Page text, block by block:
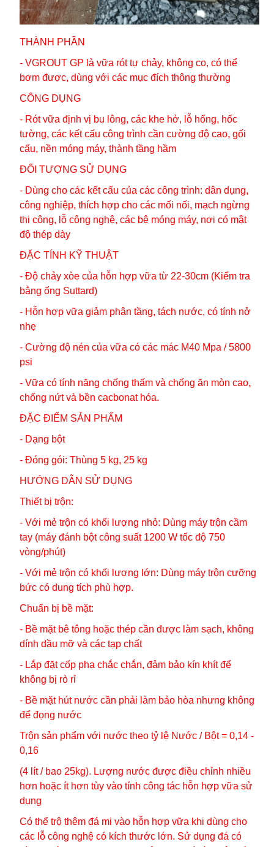
THÀNH PHẦN
- VGROUT GP là vữa rót tự chảy, không co, có thể
bơm được, dùng với các mục đích thông thường
CÔNG DỤNG
- Rót vữa định vị bu lông, các khe hở, lỗ hổng, hốc
tường, các kết cấu công trình cần cường độ cao, gối
cấu, nền móng máy, thành tầng hầm
ĐỐI TƯỢNG SỬ DỤNG
- Dùng cho các kết cấu của các công trình: dân dụng,
công nghiệp, thích hợp cho các mối nối, mạch ngừng
thi công, lỗ công nghệ, các bệ móng máy, nơi có mật
độ thép dày
ĐẶC TÍNH KỸ THUẬT
- Độ chảy xòe của hỗn hợp vữa từ 22-30cm (Kiểm tra
bằng ống Suttard)
- Hỗn hợp vữa giảm phân tầng, tách nước, có tính nở
nhẹ
- Cường độ nén của vữa có các mác M40 Mpa / 5800
psi
- Vữa có tính năng chống thấm và chống ăn mòn cao,
chống nứt và bền cacbonat hóa.
ĐẶC ĐIỂM SẢN PHẨM
- Dạng bột
- Đóng gói: Thùng 5 kg, 25 kg
HƯỚNG DẪN SỬ DỤNG
Thiết bị trộn:
- Với mẻ trộn có khối lượng nhỏ: Dùng máy trộn cầm
tay (máy đánh bột công suất 1200 W tốc độ 750
vòng/phút)
- Với mẻ trộn có khối lượng lớn: Dùng máy trộn cưỡng
bức có dung tích phù hợp.
Chuẩn bị bề mặt:
- Bề mặt bê tông hoặc thép cần được làm sạch, không
dính dầu mỡ và các tạp chất
- Lắp đặt cốp pha chắc chắn, đảm bảo kín khít để
không bị rò rỉ
- Bề mặt hút nước cần phải làm bảo hòa nhưng không
để đọng nước
Trộn sản phẩm với nước theo tỷ lệ Nước / Bột = 0,14 -
0,16
(4 lít / bao 25kg). Lượng nước được điều chỉnh nhiều
hơn hoặc ít hơn tùy vào tính công tác hỗn hợp vữa sử
dụng
Có thể trộ thêm đá mi vào hỗn hợp vữa khi dùng cho
các lỗ công nghệ có kích thước lớn. Sử dụng đá có